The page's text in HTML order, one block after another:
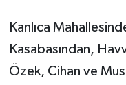
Kanlıca
Kasabasından,
Özek, Cihan ve